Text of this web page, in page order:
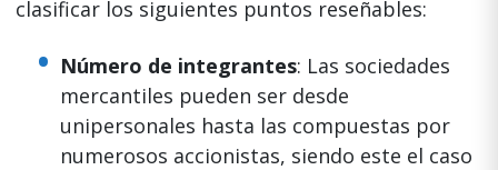
clasificar los siguientes puntos reseñables:
Número de integrantes: Las sociedades
mercantiles pueden ser desde
unipersonales hasta las compuestas por
numerosos accionistas, siendo este el caso